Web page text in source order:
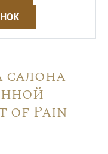
салона
of Pain